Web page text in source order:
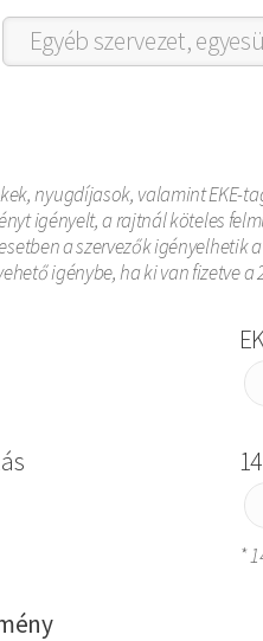
nyugdíjasok, valamint
igényelt, a rajtnál köteles
a szervezők igényelhetik
igénybe, ha ki van fizetve a
*